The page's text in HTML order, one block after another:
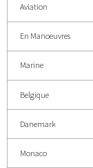
Aviation
En Manoeuvres
Marine
Belgique
Danemark
Monaco